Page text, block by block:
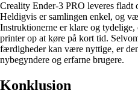
Creality Ender-3 PRO leveres
Heldigvis er samlingen enkel, og
Instruktionerne er klare og
printer op at køre på kort tid.
færdigheder kan være nyttige, er
nybegyndere og erfarne brugere.
Konklusion